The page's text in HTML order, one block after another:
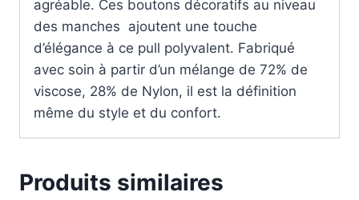
agréable. Ces boutons décoratifs au niveau
des manches ajoutent une touche
d’élégance à ce pull polyvalent. Fabriqué
avec soin à partir d’un mélange de 72% de
viscose, 28% de Nylon, il est la définition
même du style et du confort.
Produits similaires